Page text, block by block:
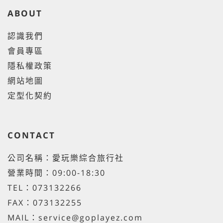
ABOUT
認識我們
會員專區
隱私權政策
網站地圖
定型化契約
CONTACT
公司名稱：愛玩樂綜合旅行社
營業時間：09:00-18:30
TEL：073132266
FAX：073132255
MAIL：service@goplayez.com